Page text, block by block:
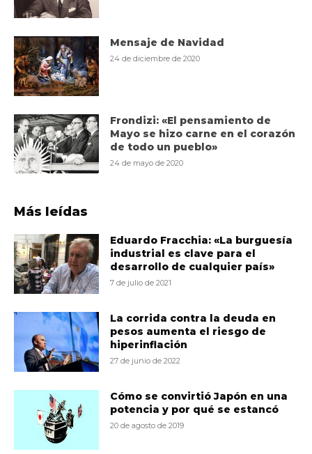
Mensaje de Navidad
24 de diciembre de 2020
Frondizi: «El pensamiento de
Mayo se hizo carne en el corazón
de todo un pueblo»
24 de mayo de 2020
Más leídas
Eduardo Fracchia: «La burguesía
industrial es clave para el
desarrollo de cualquier país»
7 de julio de 2021
La corrida contra la deuda en
pesos aumenta el riesgo de
hiperinflación
27 de junio de 2022
Cómo se convirtió Japón en una
potencia y por qué se estancó
20 de agosto de 2019